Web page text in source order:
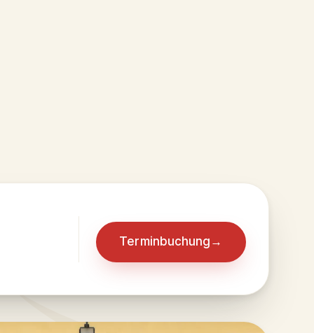
Terminbuchung →